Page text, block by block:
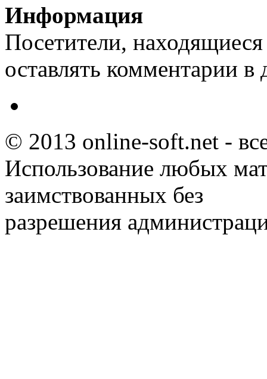
Информация
Посетители,
оставлять комментарии в
© 2013 online-soft.net -
Использование любых
заимствованных без
разрешения